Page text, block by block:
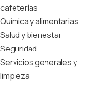
cafeterías
Química y alimentarias
Salud y bienestar
Seguridad
Servicios generales y
limpieza